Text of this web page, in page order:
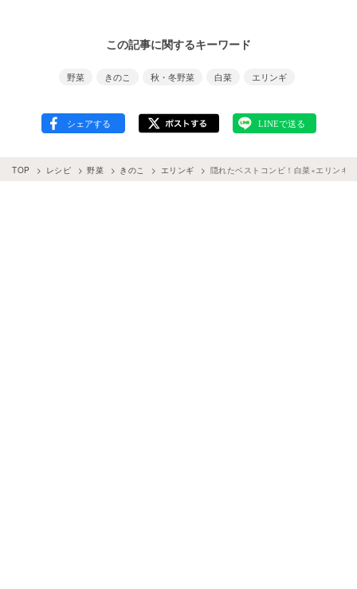
この記事に関するキーワード
野菜 きのこ 秋・冬野菜 白菜 エリンギ
TOP レシピ 野菜 きのこ エリンギ 隠れたベストコンビ！白菜×エリンギ